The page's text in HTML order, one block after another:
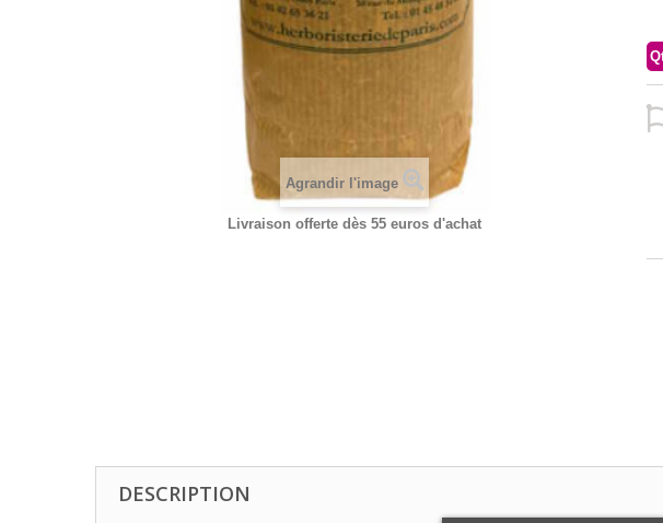
Agrandir l'image
Livraison offerte dès 55 euros d'achat
DESCRIPTION